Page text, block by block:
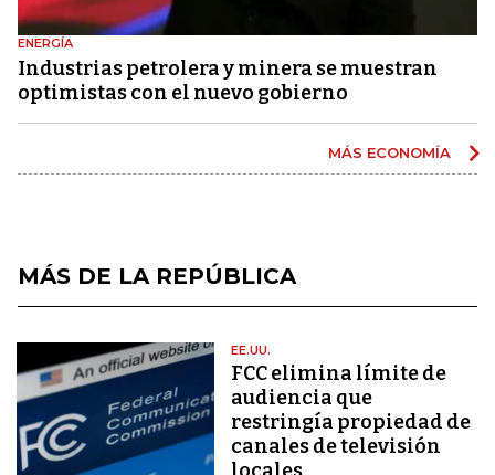
ENERGÍA
Industrias petrolera y minera se muestran
optimistas con el nuevo gobierno
MÁS ECONOMÍA
MÁS DE LA REPÚBLICA
EE.UU.
FCC elimina límite de
audiencia que
restringía propiedad de
canales de televisión